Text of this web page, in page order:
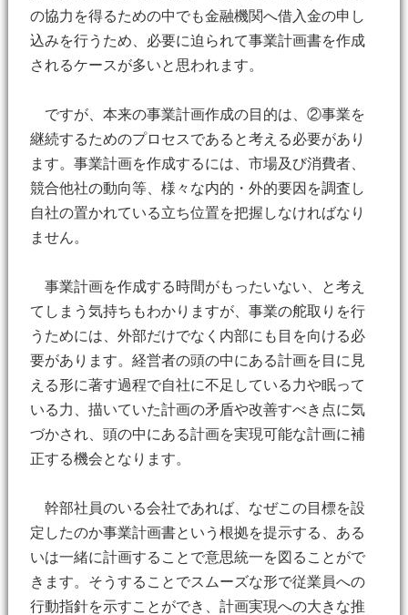
の協力を得るための中でも金融機関へ借入金の申し
込みを行うため、必要に迫られて事業計画書を作成
されるケースが多いと思われます。
ですが、本来の事業計画作成の目的は、②事業を
継続するためのプロセスであると考える必要があり
ます。事業計画を作成するには、市場及び消費者、
競合他社の動向等、様々な内的・外的要因を調査し
自社の置かれている立ち位置を把握しなければなり
ません。
事業計画を作成する時間がもったいない、と考え
てしまう気持ちもわかりますが、事業の舵取りを行
うためには、外部だけでなく内部にも目を向ける必
要があります。経営者の頭の中にある計画を目に見
える形に著す過程で自社に不足している力や眠って
いる力、描いていた計画の矛盾や改善すべき点に気
づかされ、頭の中にある計画を実現可能な計画に補
正する機会となります。
幹部社員のいる会社であれば、なぜこの目標を設
定したのか事業計画書という根拠を提示する、ある
いは一緒に計画することで意思統一を図ることがで
きます。そうすることでスムーズな形で従業員への
行動指針を示すことができ、計画実現への大きな推